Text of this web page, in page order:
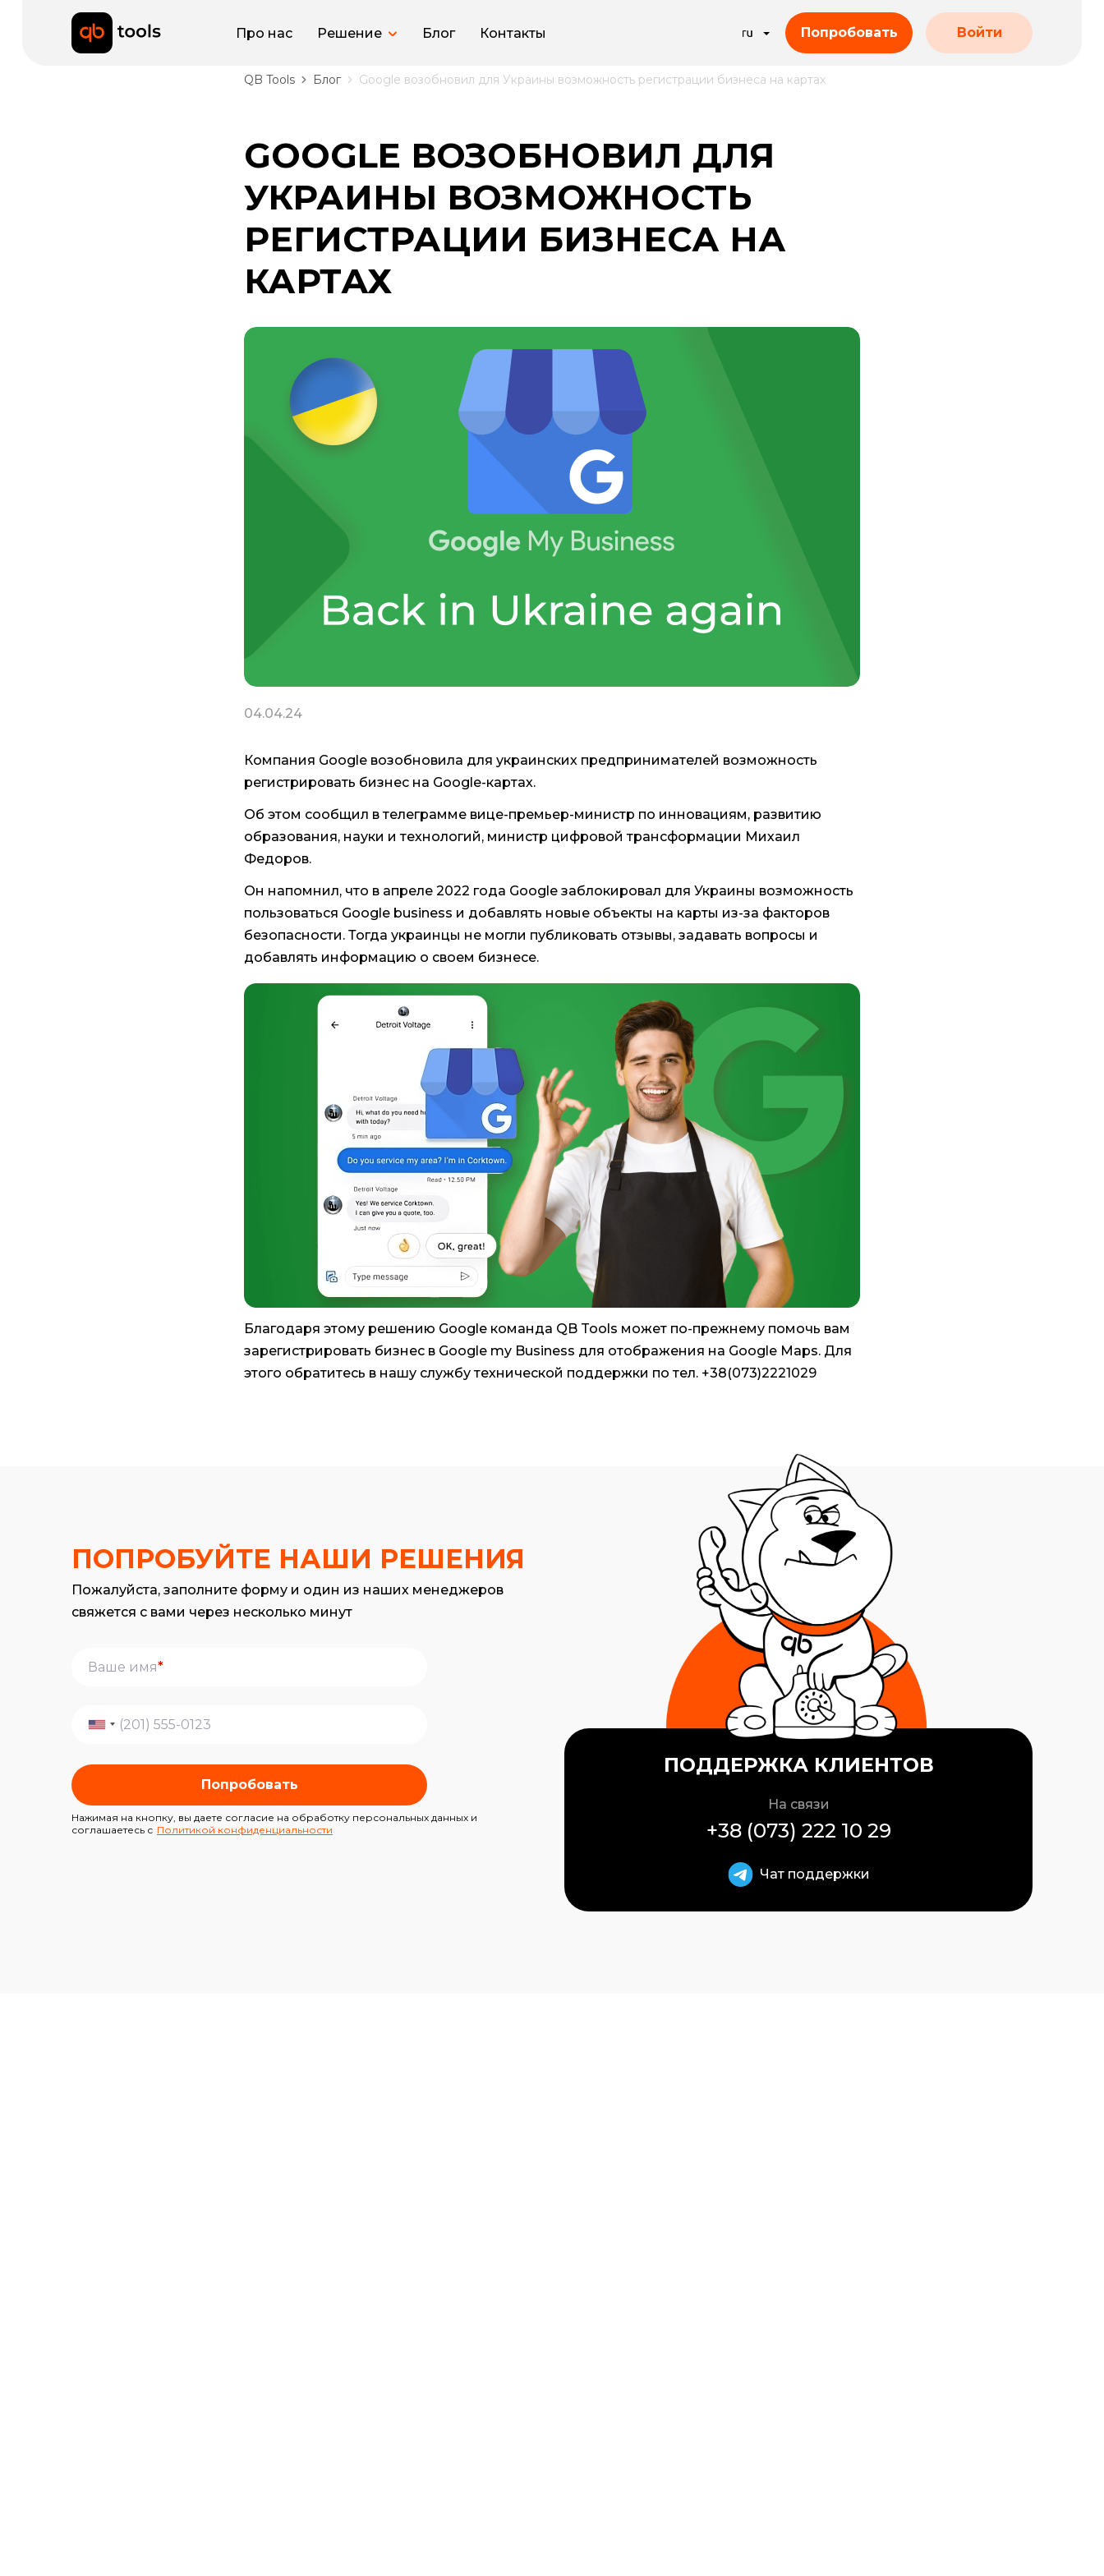
Про нас Решение Блог Контакты Попробовать Войти
QB Tools Блог Google возобновил для Украины возможность регистрации бизнеса на картах
GOOGLE ВОЗОБНОВИЛ ДЛЯ
УКРАИНЫ ВОЗМОЖНОСТЬ
РЕГИСТРАЦИИ БИЗНЕСА НА
КАРТАХ
04.04.24
Компания Google возобновила для украинских предпринимателей возможность
регистрировать бизнес на Google-картах.
Об этом сообщил в телеграмме вице-премьер-министр по инновациям, развитию
образования, науки и технологий, министр цифровой трансформации Михаил
Федоров.
Он напомнил, что в апреле 2022 года Google заблокировал для Украины возможность
пользоваться Google business и добавлять новые объекты на карты из-за факторов
безопасности. Тогда украинцы не могли публиковать отзывы, задавать вопросы и
добавлять информацию о своем бизнесе.
Благодаря этому решению Google команда QB Tools может по-прежнему помочь вам
зарегистрировать бизнес в Google my Business для отображения на Google Maps. Для
этого обратитесь в нашу службу технической поддержки по тел. +38(073)2221029
ПОПРОБУЙТЕ НАШИ РЕШЕНИЯ
Пожалуйста, заполните форму и один из наших менеджеров
свяжется с вами через несколько минут
*
Попробовать
Нажимая на кнопку, вы даете согласие на обработку персональных данных и
соглашаетесь с Политикой конфиденциальности
ПОДДЕРЖКА КЛИЕНТОВ
На связи
+38 (073) 222 10 29
Чат поддержки